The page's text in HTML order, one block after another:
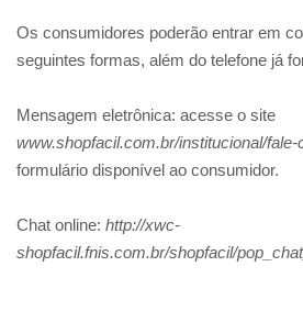
Os consumidores poderão entrar em
seguintes formas, além do telefone já
Mensagem eletrônica: acesse o site
www.shopfacil.com.br/institucional/fale-
formulário disponível ao consumidor.
Chat online: http://xwc-
shopfacil.fnis.com.br/shopfacil/